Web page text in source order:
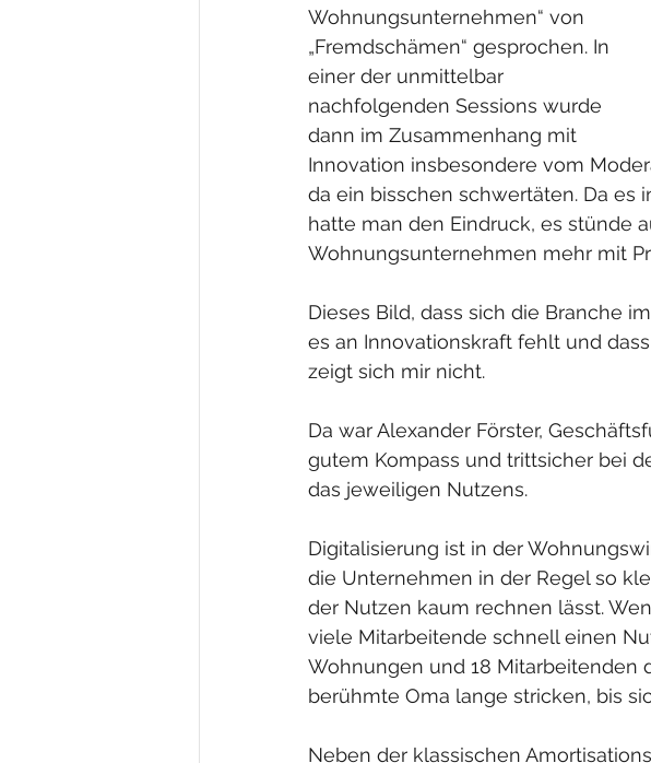
Wohnungsunternehmen“ von
„Fremdschämen“ gesprochen. In
einer der unmittelbar
nachfolgenden Sessions wurde
dann im Zusammenhang mit
Innovation insbesondere vom
da ein bisschen schwertäten. Da es
hatte man den Eindruck, es stünde
Wohnungsunternehmen mehr mit
Dieses Bild, dass sich die Branche
es an Innovationskraft fehlt und
zeigt sich mir nicht.
Da war Alexander Förster,
gutem Kompass und trittsicher bei
das jeweiligen Nutzens.
Digitalisierung ist in der
die Unternehmen in der Regel so
der Nutzen kaum rechnen lässt.
viele Mitarbeitende schnell einen
Wohnungen und 18 Mitarbeitenden
berühmte Oma lange stricken, bis
Neben der klassischen